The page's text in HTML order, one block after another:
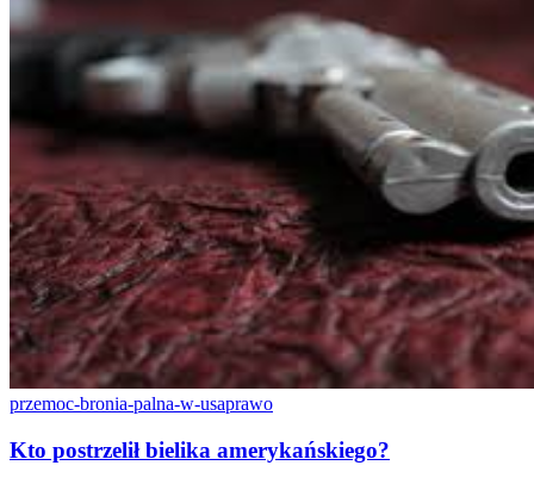
przemoc-bronia-palna-w-usaprawo
Kto postrzelił bielika amerykańskiego?